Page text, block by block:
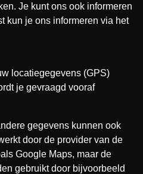
Je kunt ons ook informeren
kun je ons informeren via het
locatiegegevens (GPS)
je gevraagd vooraf
gegevens kunnen ook
door de provider van de
Google Maps, maar de
gebruikt door bijvoorbeeld